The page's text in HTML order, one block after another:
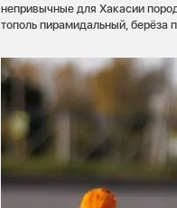
непривычные для Хакасии
тополь пирамидальный, берёза